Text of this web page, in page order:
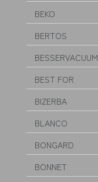
BEKO
BERTOS
BESSERVACUUM
BEST FOR
BIZERBA
BLANCO
BONGARD
BONNET